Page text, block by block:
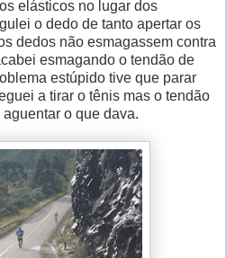
elásticos no lugar dos
o dedo de tanto apertar os
dedos não esmagassem contra
esmagando o tendão de
estúpido tive que parar
a tirar o tênis mas o tendão
o que dava.